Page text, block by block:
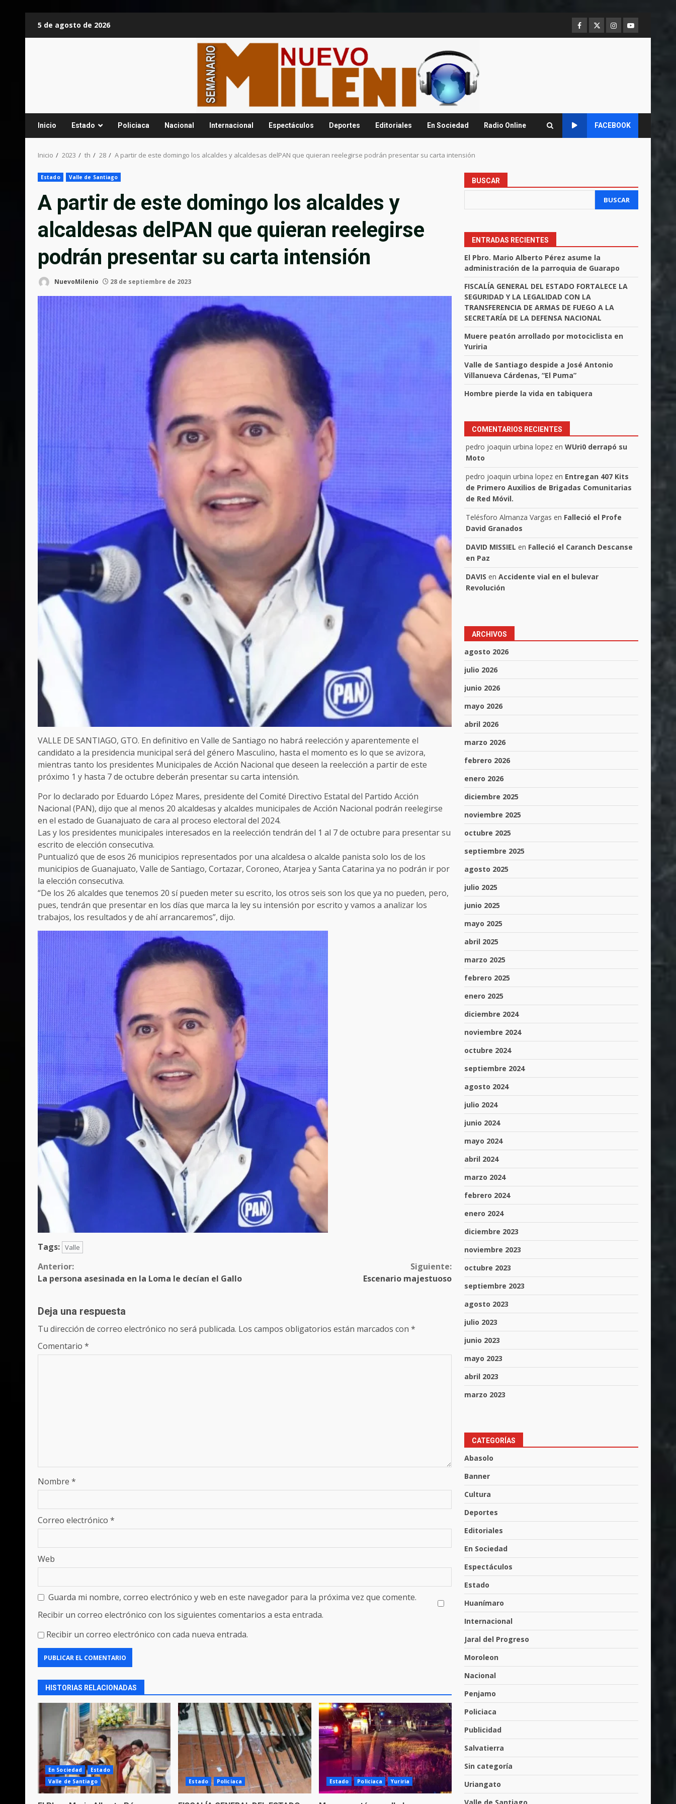
5 de agosto de 2026 Facebook
TwitterInstagram
Youtube
Inicio Estado Policiaca Nacional Internacional Espectáculos Deportes Editoriales En Sociedad Radio Online FACEBOOK
Inicio 2023 th 28 A partir de este domingo los alcaldes y alcaldesas delPAN que quieran reelegirse podrán presentar su carta intensión
Estado Valle de Santiago
A partir de este domingo los alcaldes y
alcaldesas delPAN que quieran reelegirse
podrán presentar su carta intensión
NuevoMilenio 28 de septiembre de 2023
VALLE DE SANTIAGO, GTO. En definitivo en Valle de Santiago no habrá reelección y aparentemente el
candidato a la presidencia municipal será del género Masculino, hasta el momento es lo que se avizora,
mientras tanto los presidentes Municipales de Acción Nacional que deseen la reelección a partir de este
próximo 1 y hasta 7 de octubre deberán presentar su carta intensión.
Por lo declarado por Eduardo López Mares, presidente del Comité Directivo Estatal del Partido Acción
Nacional (PAN), dijo que al menos 20 alcaldesas y alcaldes municipales de Acción Nacional podrán reelegirse
en el estado de Guanajuato de cara al proceso electoral del 2024.
Las y los presidentes municipales interesados en la reelección tendrán del 1 al 7 de octubre para presentar su
escrito de elección consecutiva.
Puntualizó que de esos 26 municipios representados por una alcaldesa o alcalde panista solo los de los
municipios de Guanajuato, Valle de Santiago, Cortazar, Coroneo, Atarjea y Santa Catarina ya no podrán ir por
la elección consecutiva.
“De los 26 alcaldes que tenemos 20 sí pueden meter su escrito, los otros seis son los que ya no pueden, pero,
pues, tendrán que presentar en los días que marca la ley su intensión por escrito y vamos a analizar los
trabajos, los resultados y de ahí arrancaremos”, dijo.
Tags: Valle
Sigue
leyendo
Anterior:
La persona asesinada en la Loma le decían el Gallo
Siguiente:
Escenario majestuoso
Deja una respuesta
Tu dirección de correo electrónico no será publicada. Los campos obligatorios están marcados con *
Comentario *
Nombre *
Correo electrónico *
Web
Guarda mi nombre, correo electrónico y web en este navegador para la próxima vez que comente.
Recibir un correo electrónico con los siguientes comentarios a esta entrada.
Recibir un correo electrónico con cada nueva entrada.
HISTORIAS RELACIONADAS
En Sociedad
Estado
Valle de Santiago
Estado Policiaca Estado Policiaca Yuriria
BUSCAR
BUSCAR
ENTRADAS RECIENTES
El Pbro. Mario Alberto Pérez asume la
administración de la parroquia de Guarapo
FISCALÍA GENERAL DEL ESTADO FORTALECE LA
SEGURIDAD Y LA LEGALIDAD CON LA
TRANSFERENCIA DE ARMAS DE FUEGO A LA
SECRETARÍA DE LA DEFENSA NACIONAL
Muere peatón arrollado por motociclista en
Yuriria
Valle de Santiago despide a José Antonio
Villanueva Cárdenas, “El Puma”
Hombre pierde la vida en tabiquera
COMENTARIOS RECIENTES
pedro joaquin urbina lopez enWUri0 derrapó su
Moto
pedro joaquin urbina lopez en Entregan 407 Kits
de Primero Auxilios de Brigadas Comunitarias
de Red Móvil.
Telésforo Almanza Vargas en Falleció el Profe
David Granados
DAVID MISSIEL en Falleció el Caranch Descanse
en Paz
DAVIS enAccidente vial en el bulevar
Revolución
ARCHIVOS
agosto 2026
julio 2026
junio 2026
mayo 2026
abril 2026
marzo 2026
febrero 2026
enero 2026
diciembre 2025
noviembre 2025
octubre 2025
septiembre 2025
agosto 2025
julio 2025
junio 2025
mayo 2025
abril 2025
marzo 2025
febrero 2025
enero 2025
diciembre 2024
noviembre 2024
octubre 2024
septiembre 2024
agosto 2024
julio 2024
junio 2024
mayo 2024
abril 2024
marzo 2024
febrero 2024
enero 2024
diciembre 2023
noviembre 2023
octubre 2023
septiembre 2023
agosto 2023
julio 2023
junio 2023
mayo 2023
abril 2023
marzo 2023
CATEGORÍAS
Abasolo
Banner
Cultura
Deportes
Editoriales
En Sociedad
Espectáculos
Estado
Huanímaro
Internacional
Jaral del Progreso
Moroleon
Nacional
Penjamo
Policiaca
Publicidad
Salvatierra
Sin categoría
Uriangato
3
Muere peatón arrollado por
4
José Antonio Villanueva
3 de agosto de 2026
5
Hombre pierde la vida en
tabiquera
6
31 de julio de 2026
7
Envía Gobierno de la Gente